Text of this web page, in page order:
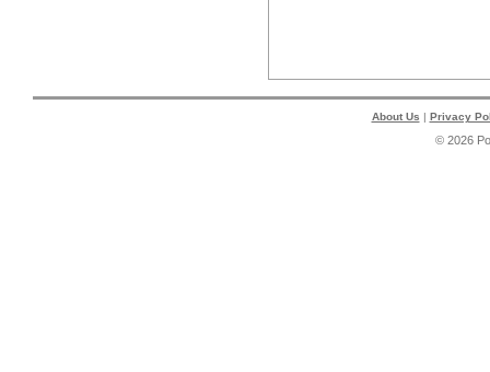
About Us | Privacy
© 2026